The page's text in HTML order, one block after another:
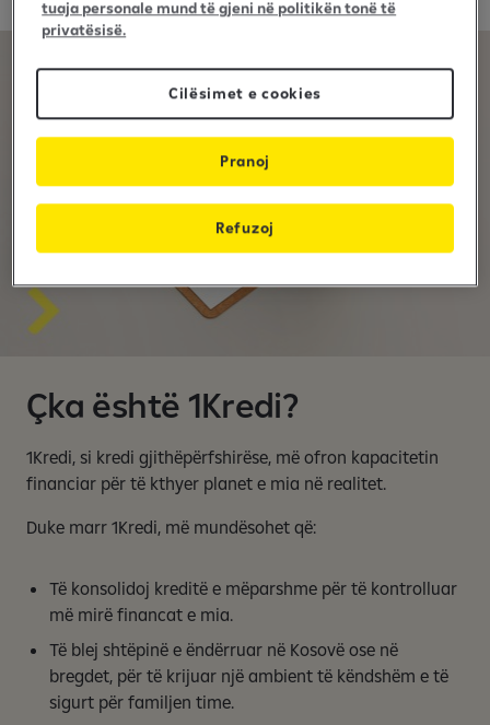
Çka është 1Kredi?
1Kredi, si kredi gjithëpërfshirëse, më ofron kapacitetin
financiar për të kthyer planet e mia në realitet.
Duke marr 1Kredi, më mundësohet që:
Të konsolidoj kreditë e mëparshme për të kontrolluar
më mirë financat e mia.
Të blej shtëpinë e ëndërruar në Kosovë ose në
bregdet, për të krijuar një ambient të këndshëm e të
sigurt për familjen time.
tuaja personale mund të gjeni në politikën tonë të
privatësisë.
Cilësimet e cookies
Refuzoj
Pranoj